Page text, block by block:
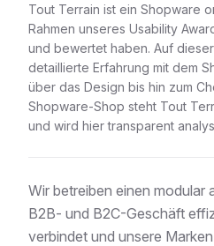
Tout Terrain ist ein Shopware
Rahmen unseres Usability
und bewertet haben. Auf
detaillierte Erfahrung mit dem
über das Design bis hin zum
Shopware-Shop steht Tout
und wird hier transparent
Wir betreiben einen modular
B2B- und B2C-Geschäft
verbindet und unsere